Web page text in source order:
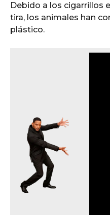
Debido a los cigarrillos
tira, los animales han
plástico.